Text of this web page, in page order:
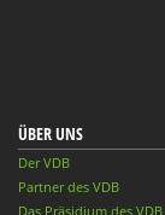
ÜBER UNS
Der VDB
Partner des VDB
Das Präsidium des VDB